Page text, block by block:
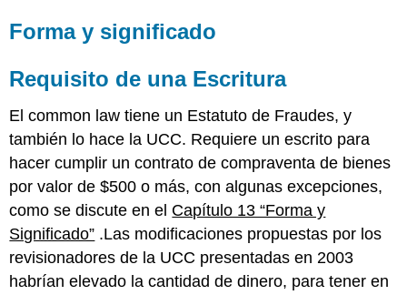
Forma y significado
Requisito de una Escritura
El common law tiene un Estatuto de Fraudes, y
también lo hace la UCC. Requiere un escrito para
hacer cumplir un contrato de compraventa de bienes
por valor de $500 o más, con algunas excepciones,
como se discute en el Capítulo 13 “Forma y
Significado” .Las modificaciones propuestas por los
revisionadores de la UCC presentadas en 2003
habrían elevado la cantidad de dinero, para tener en